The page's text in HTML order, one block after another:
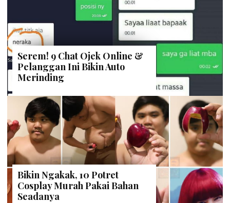
Serem! 9 Chat Ojek Online &
Pelanggan Ini Bikin Auto
Merinding
Bikin Ngakak, 10 Potret
Cosplay Murah Pakai Bahan
Seadanya